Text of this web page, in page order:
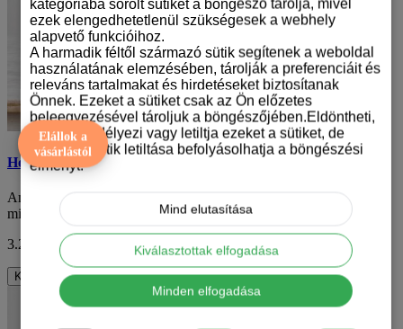
Holland juhászkutya mintás karácsonyi bögre
Amikor a hideg, karácsonyi reggeleken egy meleg italra vágyunk,
mi jobb módja lehetne annak, hogy st..
3.290 Ft ÁFA nélkül: 2.591 Ft
Kosárba
Elállok a
vásárlástól
kategóriába sorolt sütiket a böngésző tárolja, mivel
ezek elengedhetetlenül szükségesek a webhely
alapvető funkcióihoz.
A harmadik féltől származó sütik segítenek a weboldal
használatának elemzésében, tárolják a preferenciáit és
releváns tartalmakat és hirdetéseket biztosítanak
Önnek. Ezeket a sütiket csak az Ön előzetes
beleegyezésével tároljuk a böngészőjében.Eldöntheti,
hogy engedélyezi vagy letiltja ezeket a sütiket, de
bizonyos sütik letiltása befolyásolhatja a böngészési
élményt.
Mind elutasítása
Kiválasztottak elfogadása
Minden elfogadása